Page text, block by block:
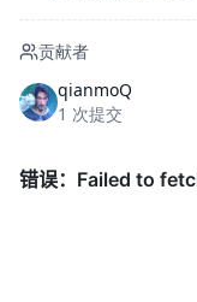
贡献者
qianmoQ
1 次提交